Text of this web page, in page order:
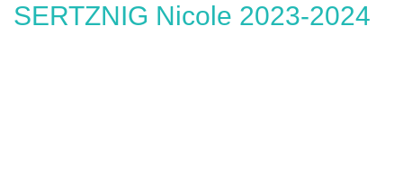
SERTZNIG Nicole 2023-2024